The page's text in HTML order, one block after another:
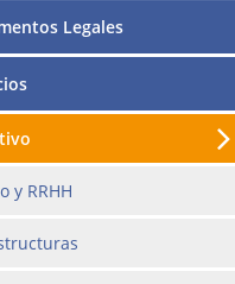
Legales
y RRHH